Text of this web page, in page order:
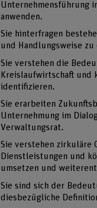
Unternehmensführung
anwenden.
Sie hinterfragen
und Handlungsweise
Sie verstehen die
Kreislaufwirtschaft und
identifizieren.
Sie erarbeiten
Unternehmung im
Verwaltungsrat.
Sie verstehen zirkuläre
Dienstleistungen und
umsetzen und
Sie sind sich der
diesbezügliche